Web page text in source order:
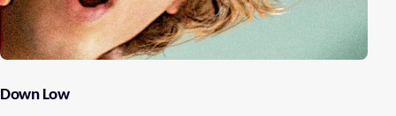
Down Low